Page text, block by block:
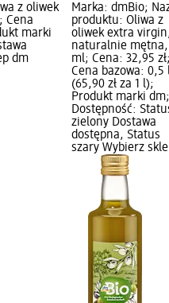
z oliwek
Cena
marki
dm
Marka: dmBio;
produktu: Oliwa z
oliwek extra
naturalnie mętna,
ml; Cena: 32,95
Cena bazowa: 0,5
(65,90 zł za 1 l);
Produkt marki dm;
Dostępność:
zielony Dostawa
dostępna, Status
szary Wybierz